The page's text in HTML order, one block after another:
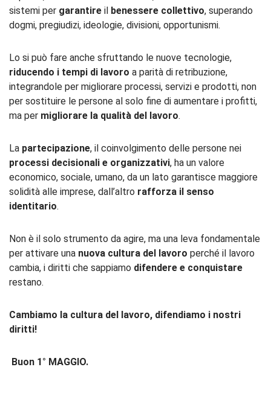
sistemi per garantire il benessere collettivo, superando
dogmi, pregiudizi, ideologie, divisioni, opportunismi.
Lo si può fare anche sfruttando le nuove tecnologie,
riducendo i tempi di lavoro a parità di retribuzione,
integrandole per migliorare processi, servizi e prodotti, non
per sostituire le persone al solo fine di aumentare i profitti,
ma per migliorare la qualità del lavoro.
La partecipazione, il coinvolgimento delle persone nei
processi decisionali e organizzativi, ha un valore
economico, sociale, umano, da un lato garantisce maggiore
solidità alle imprese, dall’altro rafforza il senso
identitario.
Non è il solo strumento da agire, ma una leva fondamentale
per attivare una nuova cultura del lavoro perché il lavoro
cambia, i diritti che sappiamo difendere e conquistare
restano.
Cambiamo la cultura del lavoro, difendiamo i nostri
diritti!
Buon 1° MAGGIO.